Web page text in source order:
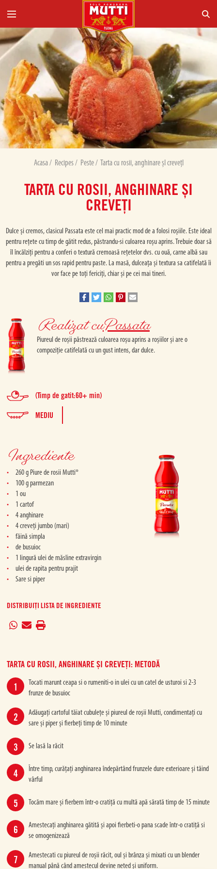
Acasa/ Recipes/ Peste/ Tarta cu rosii, anghinare șI crevețI
TARTA CU ROSII, ANGHINARE ȘI
CREVEȚI
Dulce și cremos, clasicul Passata este cel mai practic mod de a folosi roșiile. Este ideal
pentru rețete cu timp de gătit redus, păstrandu-si culoarea roșu aprins. Trebuie doar să
îl încălziți pentru a conferi o textură cremoasă rețetelor dvs. cu ouă, carne albă sau
pentru a pregăti un sos rapid pentru paste. La masă, dulceața și textura sa catifelată îi
vor face pe toți fericiți, chiar și pe cei mai tineri.
Realizat cuPassata
Piureul de roșii păstrează culoarea roșu aprins a roșiilor și are o
compoziție catifelată cu un gust intens, dar dulce.
(Timp de gatit:60+ min)
MEDIU
Ingrediente
260 g Piure de rosii Mutti®
100 g parmezan
1 ou
1 cartof
4 anghinare
4 creveți jumbo (mari)
făină simpla
de busuioc
1 lingură ulei de măsline extravirgin
ulei de rapita pentru prajit
Sare si piper
DISTRIBUIȚI LISTA DE INGREDIENTE
TARTA CU ROSII, ANGHINARE ȘI CREVEȚI: METODĂ
Tocati marunt ceapa si o rumeniti-o in ulei cu un catel de usturoi si 2-3
frunze de busuioc
Adăugați cartoful tăiat cubulețe și piureul de roșii Mutti, condimentați cu
sare și piper și fierbeți timp de 10 minute
Se lasă la răcit
Între timp, curățați anghinarea îndepărtând frunzele dure exterioare și tăind
vârful
Tocăm mare și fierbem într-o cratiță cu multă apă sărată timp de 15 minute
Amestecați anghinarea gătită și apoi fierbeti-o pana scade într-o cratiță si
se omogenizează
Amestecati cu piureul de roșii răcit, oul și brânza și mixati cu un blender
manual până când amestecul devine neted și uniform.